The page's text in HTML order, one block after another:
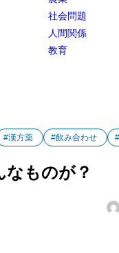
社会問題
人間関係
教育
#漢方薬 #飲み合わせ
ものが？